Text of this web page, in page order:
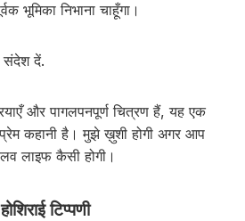
भूमिका निभाना चाहूँगा।
संदेश दें.
और पागलपनपूर्ण चित्रण हैं, यह एक
प्रेम कहानी है। मुझे ख़ुशी होगी अगर आप
लाइफ कैसी होगी।
होशिराई टिप्पणी